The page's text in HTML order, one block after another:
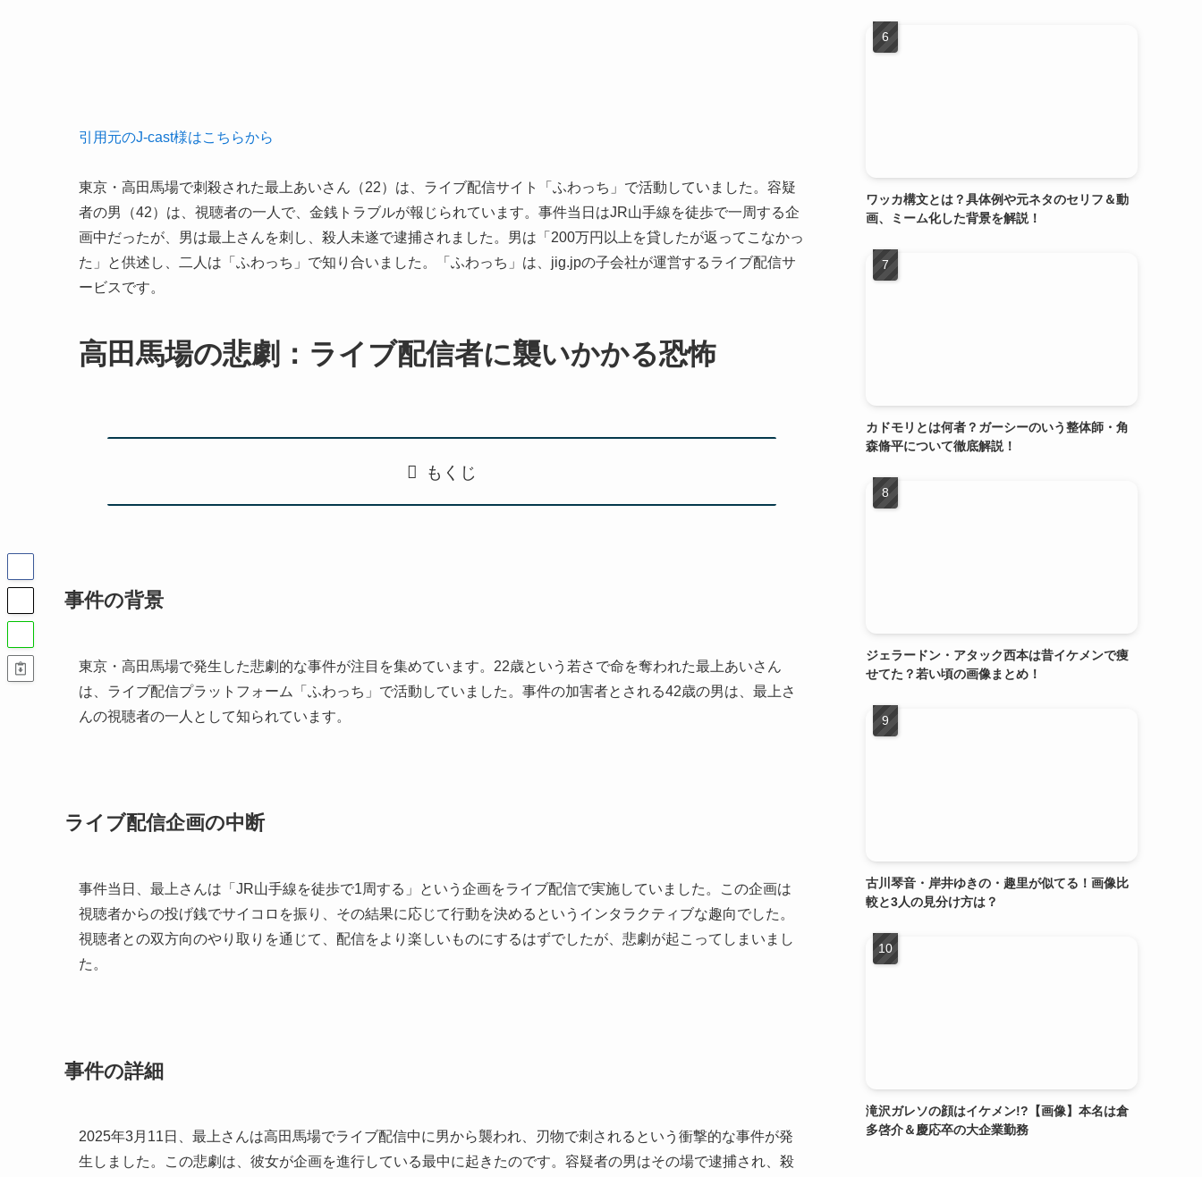
引用元のJ-cast様はこちらから
東京・高田馬場で刺殺された最上あいさん（22）は、ライブ配信サイト「ふわっち」で活動していました。容疑
者の男（42）は、視聴者の一人で、金銭トラブルが報じられています。事件当日はJR山手線を徒歩で一周する企
画中だったが、男は最上さんを刺し、殺人未遂で逮捕されました。男は「200万円以上を貸したが返ってこなかっ
た」と供述し、二人は「ふわっち」で知り合いました。「ふわっち」は、jig.jpの子会社が運営するライブ配信サ
ービスです。
高田馬場の悲劇：ライブ配信者に襲いかかる恐怖
もくじ
事件の背景
東京・高田馬場で発生した悲劇的な事件が注目を集めています。22歳という若さで命を奪われた最上あいさん
は、ライブ配信プラットフォーム「ふわっち」で活動していました。事件の加害者とされる42歳の男は、最上さ
んの視聴者の一人として知られています。
ライブ配信企画の中断
事件当日、最上さんは「JR山手線を徒歩で1周する」という企画をライブ配信で実施していました。この企画は
視聴者からの投げ銭でサイコロを振り、その結果に応じて行動を決めるというインタラクティブな趣向でした。
視聴者との双方向のやり取りを通じて、配信をより楽しいものにするはずでしたが、悲劇が起こってしまいまし
た。
事件の詳細
2025年3月11日、最上さんは高田馬場でライブ配信中に男から襲われ、刃物で刺されるという衝撃的な事件が発
生しました。この悲劇は、彼女が企画を進行している最中に起きたのです。容疑者の男はその場で逮捕され、殺
ワッカ構文とは？具体例や元ネタのセリフ＆動
画、ミーム化した背景を解説！
カドモリとは何者？ガーシーのいう整体師・角
森脩平について徹底解説！
ジェラードン・アタック西本は昔イケメンで痩
せてた？若い頃の画像まとめ！
古川琴音・岸井ゆきの・趣里が似てる！画像比
較と3人の見分け方は？
滝沢ガレソの顔はイケメン!?【画像】本名は倉
多啓介＆慶応卒の大企業勤務